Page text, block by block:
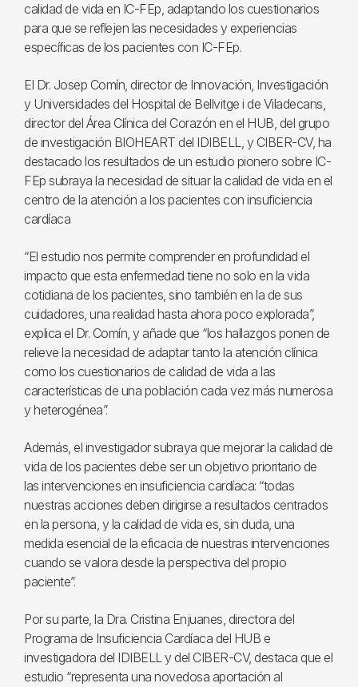
calidad de vida en IC-FEp, adaptando los cuestionarios
para que se reflejen las necesidades y experiencias
específicas de los pacientes con IC-FEp.
El Dr. Josep Comín, director de Innovación, Investigación
y Universidades del Hospital de Bellvitge i de Viladecans,
director del Área Clínica del Corazón en el HUB, del grupo
de investigación BIOHEART del IDIBELL, y CIBER-CV, ha
destacado los resultados de un estudio pionero sobre IC-
FEp subraya la necesidad de situar la calidad de vida en el
centro de la atención a los pacientes con insuficiencia
cardíaca
“El estudio nos permite comprender en profundidad el
impacto que esta enfermedad tiene no solo en la vida
cotidiana de los pacientes, sino también en la de sus
cuidadores, una realidad hasta ahora poco explorada”,
explica el Dr. Comín, y añade que “los hallazgos ponen de
relieve la necesidad de adaptar tanto la atención clínica
como los cuestionarios de calidad de vida a las
características de una población cada vez más numerosa
y heterogénea”.
Además, el investigador subraya que mejorar la calidad de
vida de los pacientes debe ser un objetivo prioritario de
las intervenciones en insuficiencia cardíaca: “todas
nuestras acciones deben dirigirse a resultados centrados
en la persona, y la calidad de vida es, sin duda, una
medida esencial de la eficacia de nuestras intervenciones
cuando se valora desde la perspectiva del propio
paciente”.
Por su parte, la Dra. Cristina Enjuanes, directora del
Programa de Insuficiencia Cardíaca del HUB e
investigadora del IDIBELL y del CIBER-CV, destaca que el
estudio “representa una novedosa aportación al